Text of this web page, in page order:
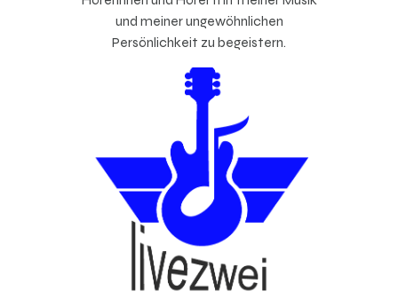
und meiner ungewöhnlichen
Persönlichkeit zu begeistern.